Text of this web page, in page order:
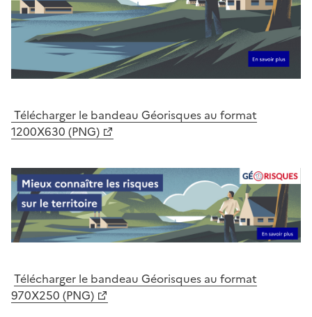
Télécharger le bandeau Géorisques au format
1200X630 (PNG)
Télécharger le bandeau Géorisques au format
970X250 (PNG)